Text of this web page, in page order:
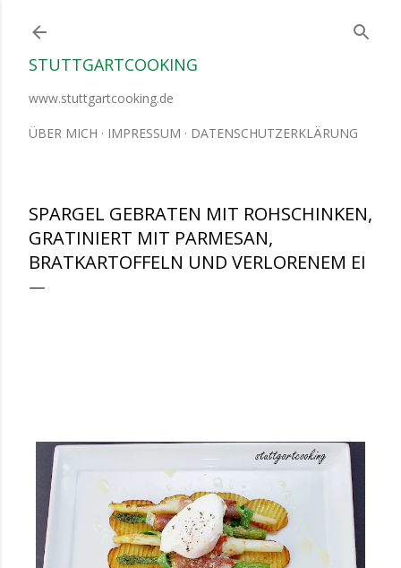
STUTTGARTCOOKING
www.stuttgartcooking.de
ÜBER MICH IMPRESSUM DATENSCHUTZERKLÄRUNG
SPARGEL GEBRATEN MIT ROHSCHINKEN,
GRATINIERT MIT PARMESAN,
BRATKARTOFFELN UND VERLORENEM EI